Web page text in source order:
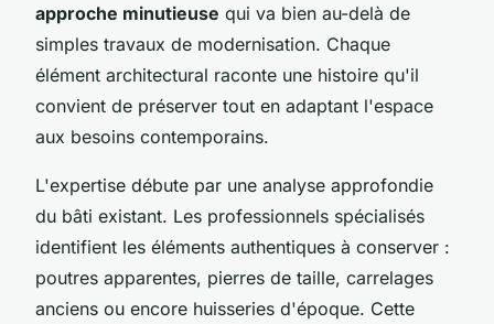
approche minutieuse qui va bien au-delà de
simples travaux de modernisation. Chaque
élément architectural raconte une histoire qu'il
convient de préserver tout en adaptant l'espace
aux besoins contemporains.
L'expertise débute par une analyse approfondie
du bâti existant. Les professionnels spécialisés
identifient les éléments authentiques à conserver :
poutres apparentes, pierres de taille, carrelages
anciens ou encore huisseries d'époque. Cette